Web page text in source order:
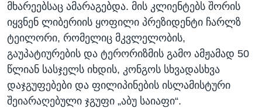
მხარეებსაც ამარაგებდა. მის კლიენტებს შორის
იყვნენ ლიბერიის ყოფილი პრეზიდენტი ჩარლზ
ტეილორი, რომელიც მკვლელობის,
გაუპატიურების და ტერორიზმის გამო ამჟამად 50
წლიან სასჯელს იხდის, კონგოს სხვადასხვა
დაჯგუფებები და ფილიპინების ისლამისტური
შეიარაღებული ჯგუფი „აბუ საიაფი“.